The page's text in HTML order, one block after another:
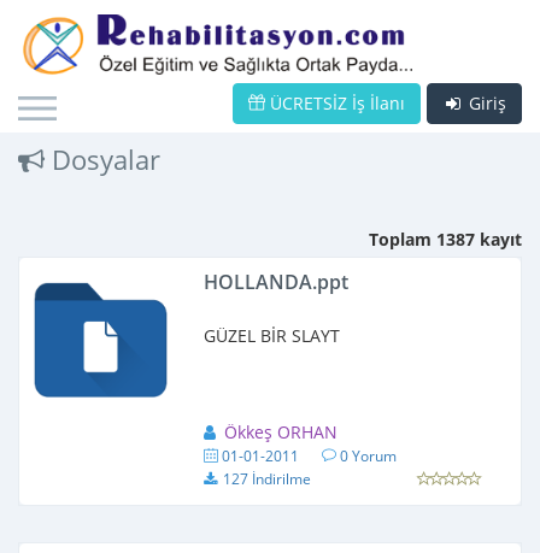
Giriş
ÜCRETSİZ İş İlanı
Dosyalar
Toplam 1387 kayıt
HOLLANDA.ppt
GÜZEL BİR SLAYT
Ökkeş ORHAN
01-01-2011
0 Yorum
127 İndirilme